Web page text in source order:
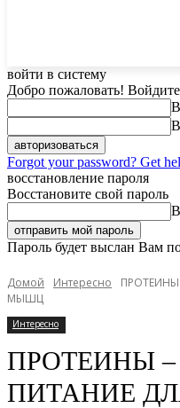
войти в систему
Добро пожаловать!
Forgot your password? Get
восстановление пароля
Восстановите свой пароль
Пароль будет выслан Вам
Домой Интересно
МЫШЦ
Интересно
ПРОТЕИНЫ
ПИТАНИЕ